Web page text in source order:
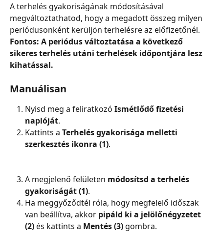
A terhelés gyakoriságának módosításával
megváltoztathatod, hogy a megadott összeg milyen
periódusonként kerüljön terhelésre az előfizetőnél.
Fontos: A periódus változtatása a következő
sikeres terhelés utáni terhelések időpontjára lesz
kihatással.
Manuálisan
Nyisd meg a feliratkozó Ismétlődő fizetési
naplóját.
Kattints a Terhelés gyakorisága melletti
szerkesztés ikonra (1).
A megjelenő felületen módosítsd a terhelés
gyakoriságát (1).
Ha meggyőződtél róla, hogy megfelelő időszak
van beállítva, akkor pipáld ki a jelölőnégyzetet
(2) és kattints a Mentés (3) gombra.